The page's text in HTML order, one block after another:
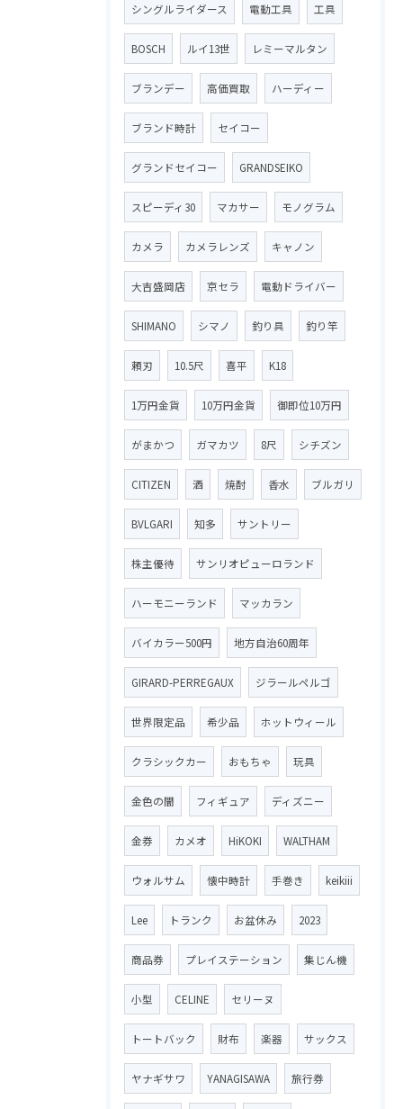
シングルライダース 電動工具 工具
BOSCH ルイ13世 レミーマルタン
ブランデー 高価買取 ハーディー
ブランド時計 セイコー
グランドセイコー GRANDSEIKO
スピーディ30 マカサー モノグラム
カメラ カメラレンズ キャノン
大吉盛岡店 京セラ 電動ドライバー
SHIMANO シマノ 釣り具 釣り竿
頼刃 10.5尺 喜平 K18
1万円金貨 10万円金貨 御即位10万円
がまかつ ガマカツ 8尺 シチズン
CITIZEN 酒 焼酎 香水 ブルガリ
BVLGARI 知多 サントリー
株主優待 サンリオピューロランド
ハーモニーランド マッカラン
バイカラー500円 地方自治60周年
GIRARD-PERREGAUX ジラールペルゴ
世界限定品 希少品 ホットウィール
クラシックカー おもちゃ 玩具
金色の闇 フィギュア ディズニー
金券 カメオ HiKOKI WALTHAM
ウォルサム 懐中時計 手巻き keikiii
Lee トランク お盆休み 2023
商品券 プレイステーション 集じん機
小型 CELINE セリーヌ
トートバック 財布 楽器 サックス
ヤナギサワ YANAGISAWA 旅行券